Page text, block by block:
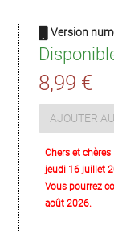
Version
8,99 €
AJOUTER
Chers et
jeudi 16 juillet
Vous pourrez
août 2026.